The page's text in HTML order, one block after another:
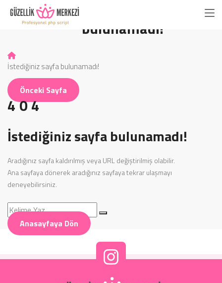
bulunamadı!
İstediğiniz sayfa bulunamadı!
Önceki Sayfa
404
İstediğiniz sayfa bulunamadı!
Aradığınız sayfa kaldırılmış veya URL değiştirilmiş olabilir.
Ana sayfaya dönerek aradığınız sayfaya tekrar ulaşmayı
deneyebilirsiniz.
Anasayfaya Dön